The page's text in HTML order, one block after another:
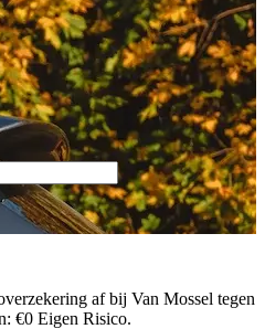
af bij Van Mossel tegen
€0 Eigen Risico.